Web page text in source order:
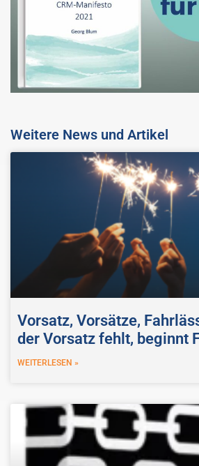
Weitere News und Artikel
Vorsatz, Vorsätze,
der Vorsatz fehlt, beginnt
WEITERLESEN »